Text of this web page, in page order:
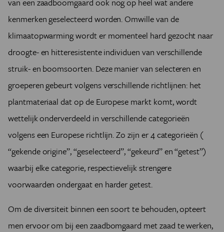
kenmerken geselecteerd worden. Omwille van de
klimaatopwarming wordt er momenteel hard gezocht naar
droogte- en hitteresistente individuen van verschillende
struik- en boomsoorten. Deze manier van selecteren en
groeperen gebeurt volgens verschillende richtlijnen: het
plantmateriaal dat op de Europese markt komt, wordt
wettelijk onderverdeeld in verschillende categorieën
volgens een Europese richtlijn. Zo zijn er 4 categorieën (
“gekende origine”, “geselecteerd”, “gekeurd” en “getest”)
waarbij elke categorie, respectievelijk strengere
voorwaarden ondergaat en harder getest.
Om de diversiteit binnen een soort te behouden, opteert
men ervoor om bij een zaadbomgaard met zaad te werken,